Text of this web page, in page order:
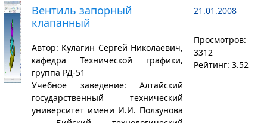
Вентиль запорный
клапанный
Автор: Кулагин Сергей Николаевич,
кафедра Технической графики,
группа РД-51
Учебное заведение: Алтайский
государственный технический
университет имени И.И. Ползунова
21.01.2008
Просмотров:
3312
Рейтинг: 3.52